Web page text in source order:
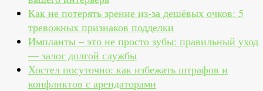
Как не потерять зрение из‑за дешёвых очков: 5
тревожных признаков подделки
Импланты – это не просто зубы: правильный уход
— залог долгой службы
Хостел посуточно: как избежать штрафов и
конфликтов с арендаторами